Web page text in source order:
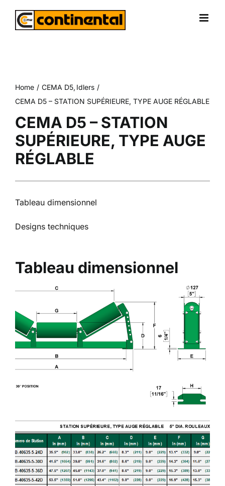
Home CEMA D5 Idlers
CEMA D5 – STATION SUPÉRIEURE, TYPE AUGE RÉGLABLE
CEMA D5 – STATION
SUPÉRIEURE, TYPE AUGE
RÉGLABLE
Tableau dimensionnel
Designs techniques
Tableau dimensionnel